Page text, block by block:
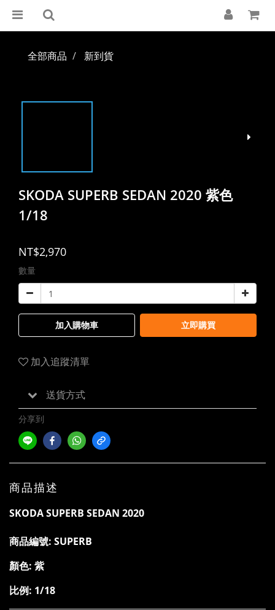
全部商品 新到貨
SKODA SUPERB SEDAN 2020 紫色
1/18
NT$2,970
數量
加入購物車 立即購買
加入追蹤清單
送貨方式
分享到
商品描述
SKODA SUPERB SEDAN 2020
商品編號: SUPERB
顏色: 紫
比例: 1/18